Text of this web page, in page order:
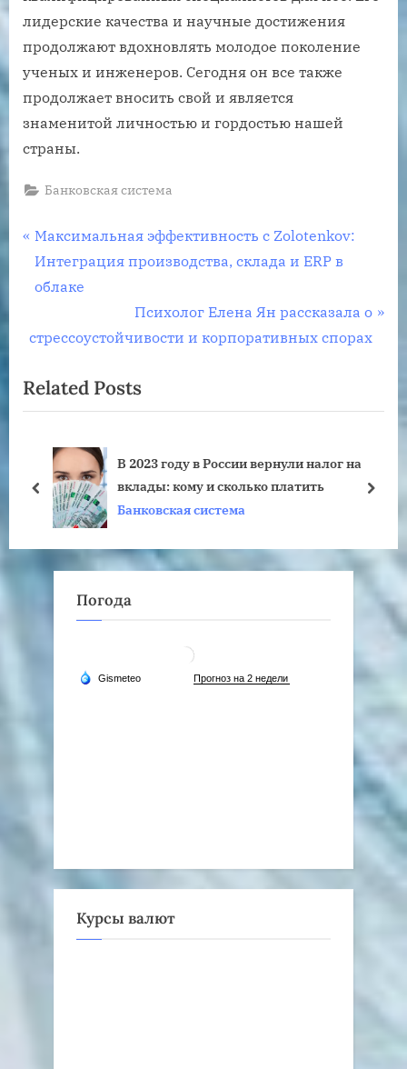
лидерские качества и научные достижения
продолжают вдохновлять молодое поколение
ученых и инженеров. Сегодня он все также
продолжает вносить свой и является
знаменитой личностью и гордостью нашей
страны.
Банковская система
Навигация
по
P
r
e
i
u
s
s
Максимальная эффективность с Zolotenkov:
Интеграция производства, склада и ERP в
облаке
N
e
t
P
s
t
:
Психолог Елена Ян рассказала о
стрессоустойчивости и корпоративных спорах
Related Posts
В 2023 году в России вернули налог на
вклады: кому и сколько платить
Банковская система
prev next
Погода
Курсы валют